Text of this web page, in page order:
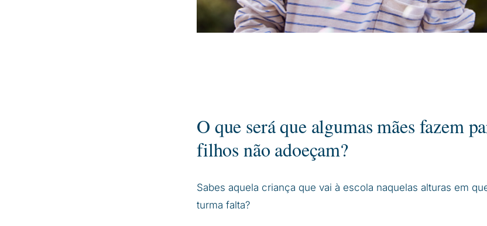
O que será que algumas mães fazem
filhos não adoeçam?
Sabes aquela criança que vai à escola naquelas alturas em
turma falta?